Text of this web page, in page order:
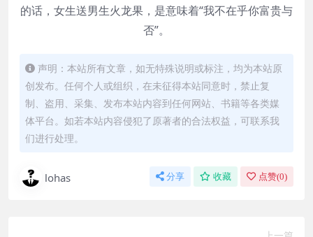
的话，女生送男生火龙果，是意味着“我不在乎你富贵与
否”。
声明：本站所有文章，如无特殊说明或标注，均为本站原
创发布。任何个人或组织，在未征得本站同意时，禁止复
制、盗用、采集、发布本站内容到任何网站、书籍等各类媒
体平台。如若本站内容侵犯了原著者的合法权益，可联系我
们进行处理。
lohas 分享 收藏 点赞(0)